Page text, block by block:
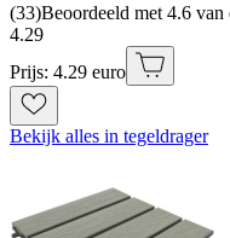
(33)Beoordeeld met 4.6
4.29
Prijs: 4.29 euro
Bekijk alles in tegeldrager